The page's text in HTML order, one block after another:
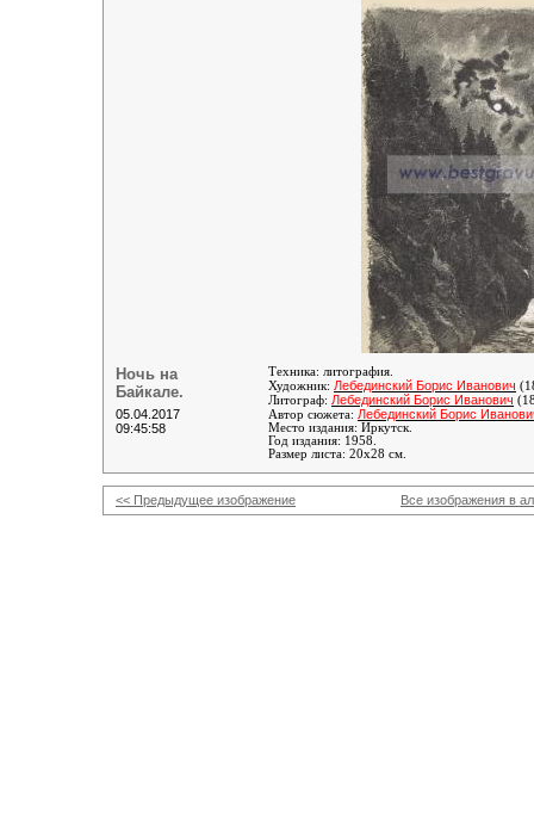
Ночь на
Байкале.
05.04.2017
09:45:58
Техника: литография.
Художник: Лебединский Борис Иванович
Литограф: Лебединский Борис Иванович
Автор сюжета: Лебединский Борис
Место издания: Иркутск.
Год издания: 1958.
Размер листа: 20х28 см.
<< Предыдущее изображение Все изображения в